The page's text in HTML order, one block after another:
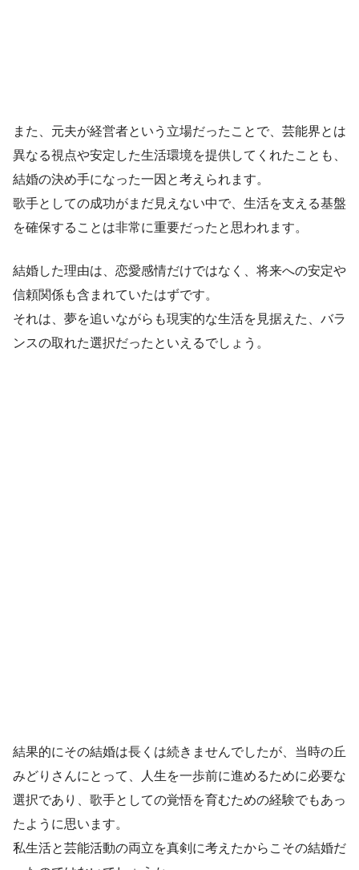
また、元夫が経営者という立場だったことで、芸能界とは
異なる視点や安定した生活環境を提供してくれたことも、
結婚の決め手になった一因と考えられます。
歌手としての成功がまだ見えない中で、生活を支える基盤
を確保することは非常に重要だったと思われます。
結婚した理由は、恋愛感情だけではなく、将来への安定や
信頼関係も含まれていたはずです。
それは、夢を追いながらも現実的な生活を見据えた、バラ
ンスの取れた選択だったといえるでしょう。
結果的にその結婚は長くは続きませんでしたが、当時の丘
みどりさんにとって、人生を一歩前に進めるために必要な
選択であり、歌手としての覚悟を育むための経験でもあっ
たように思います。
私生活と芸能活動の両立を真剣に考えたからこその結婚だ